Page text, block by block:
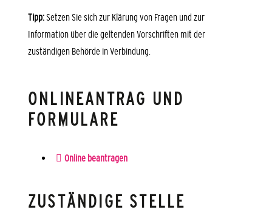
Tipp: Setzen Sie sich zur Klärung von Fragen und zur
Information über die geltenden Vorschriften mit der
zuständigen Behörde in Verbindung.
ONLINEANTRAG UND
FORMULARE
Online beantragen
ZUSTÄNDIGE STELLE